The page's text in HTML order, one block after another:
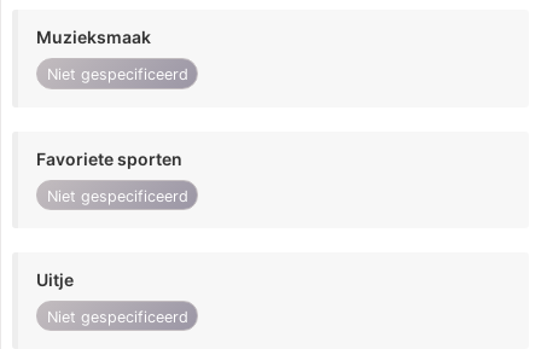
Muzieksmaak
Niet gespecificeerd
Favoriete sporten
Niet gespecificeerd
Uitje
Niet gespecificeerd